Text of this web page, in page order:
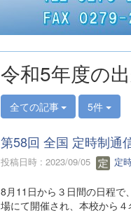
令和5年度の
全ての記事 5件
第58回 全国 定時制通
投稿日時 : 2023/09/05 定
8月11日から３日間の日程で
場にて開催され、本校から４